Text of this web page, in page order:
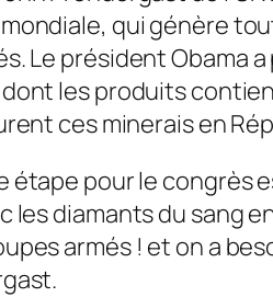
qui génère
Le président Obama
les produits
ces minerais en
étape pour le congrès
les diamants du sang
armés ! et on a